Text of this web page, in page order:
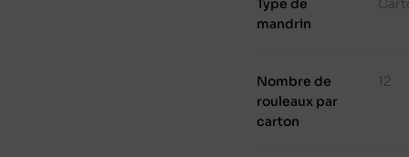
Type de
mandrin
Nombre de
rouleaux par
carton
12